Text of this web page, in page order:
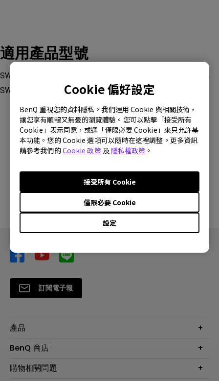
Cookie 偏好設定
BenQ 重視您的資料隱私。我們運用 Cookie 與相關技術，
讓您享有順暢又無憂的瀏覽體驗。您可以點擊「接受所有
Cookie」表示同意，或選「僅限必要 Cookie」來只允許基
本功能。您的 Cookie 選項可以隨時在這裡調整。更多資訊
請參考我們的Cookie 政策及 隱私權政策 。
設定
僅限必要 Cookie
接受所有 Cookie
適用產品型號
SW242Q, SW2700PT, SW270C , SW271 , SW271C, SW272Q,
SW272U, SW320 , SW321C
這篇文章是否對您有幫助?
是 否
訂閱電子報
產品
大型液晶
投影機
BenQ 商店
最新產品與活動
購物相關問題